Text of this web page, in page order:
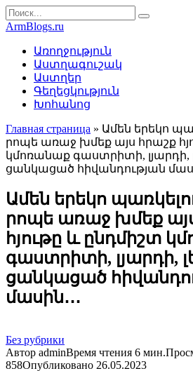
Перейти
к
контенту
Search
for:
ArmBlogs.ru
Առողջություն
Աստղագուշակ
Աստղեր
Գեղեցկություն
Խոհանոց
Главная страница » Ամեն երեկո
րոպե առաջ խմեք այս հրաշք
կմոռանաք գաստրիտի,
ցանկացած հիվանդության
Ամեն երեկո
րոպե առաջ խմեք
հյութը և ընդմիշտ
գաստրիտի, լյարդի,
ցանկացած
մասին․․․
Без рубрики
Автор adminВремя чтения 6 мин.
858Опубликовано 26.05.2023